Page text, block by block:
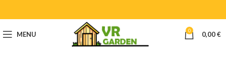
MENU 0 0,00€